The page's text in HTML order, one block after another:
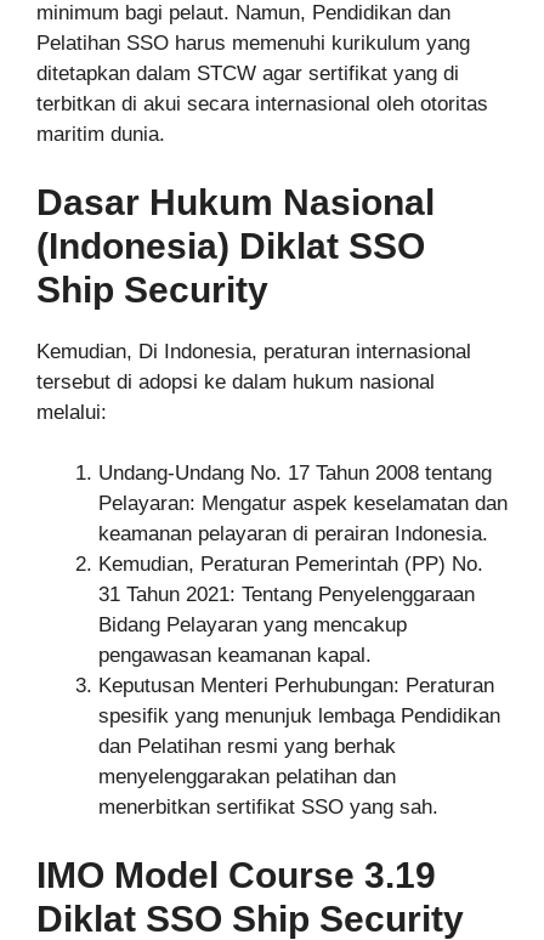
minimum bagi pelaut. Namun, Pendidikan dan
Pelatihan SSO harus memenuhi kurikulum yang
ditetapkan dalam STCW agar sertifikat yang di
terbitkan di akui secara internasional oleh otoritas
maritim dunia.
Dasar Hukum Nasional
(Indonesia) Diklat SSO
Ship Security
Kemudian, Di Indonesia, peraturan internasional
tersebut di adopsi ke dalam hukum nasional
melalui:
Undang-Undang No. 17 Tahun 2008 tentang
Pelayaran: Mengatur aspek keselamatan dan
keamanan pelayaran di perairan Indonesia.
Kemudian, Peraturan Pemerintah (PP) No.
31 Tahun 2021: Tentang Penyelenggaraan
Bidang Pelayaran yang mencakup
pengawasan keamanan kapal.
Keputusan Menteri Perhubungan: Peraturan
spesifik yang menunjuk lembaga Pendidikan
dan Pelatihan resmi yang berhak
menyelenggarakan pelatihan dan
menerbitkan sertifikat SSO yang sah.
IMO Model Course 3.19
Diklat SSO Ship Security